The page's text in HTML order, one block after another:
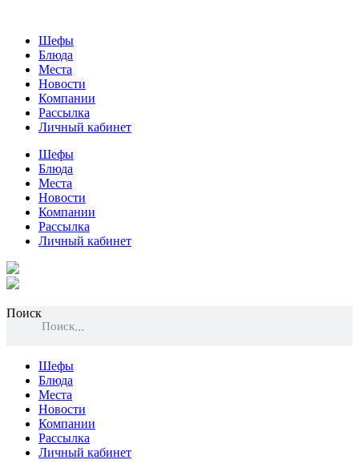
Шефы
Блюда
Места
Новости
Компании
Рассылка
Личный кабинет
Шефы
Блюда
Места
Новости
Компании
Рассылка
Личный кабинет
Поиск
Поиск
Шефы
Блюда
Места
Новости
Компании
Рассылка
Личный кабинет